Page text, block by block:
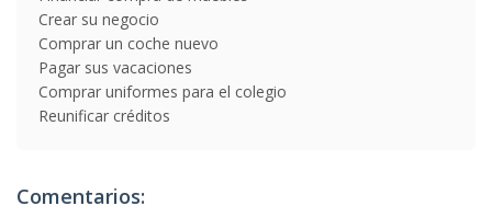
Crear su negocio
Comprar un coche nuevo
Pagar sus vacaciones
Comprar uniformes para el colegio
Reunificar créditos
Comentarios: